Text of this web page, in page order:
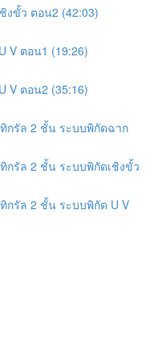
งขั้ว ตอน2 (42:03)
V ตอน1 (19:26)
V ตอน2 (35:16)
ทิกรัล 2 ชั้น ระบบพิกัดฉาก
กรัล 2 ชั้น ระบบพิกัดเชิงขั้ว
กรัล 2 ชั้น ระบบพิกัด U V